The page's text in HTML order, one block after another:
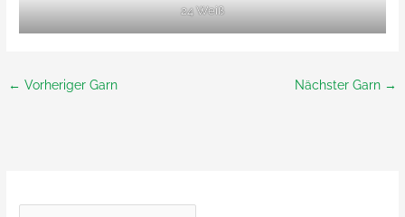
24 Weiß
← Vorheriger Garn Nächster Garn →